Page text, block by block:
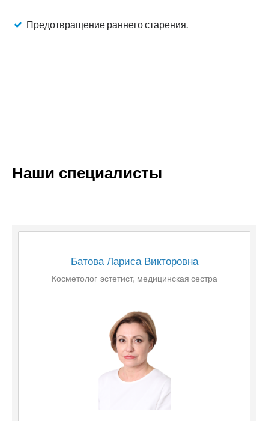
Предотвращение раннего старения.
Наши специалисты
Батова Лариса Викторовна
Косметолог-эстетист, медицинская сестра